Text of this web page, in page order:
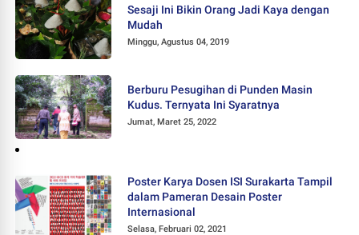
Sesaji Ini Bikin Orang Jadi Kaya dengan
Mudah
Minggu, Agustus 04, 2019
Berburu Pesugihan di Punden Masin
Kudus. Ternyata Ini Syaratnya
Jumat, Maret 25, 2022
Poster Karya Dosen ISI Surakarta Tampil
dalam Pameran Desain Poster
Internasional
Selasa, Februari 02, 2021